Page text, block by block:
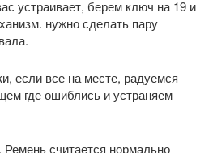
устраивает, берем ключ на 19 и
нужно сделать пару
если все на месте, радуемся
где ошиблись и устраняем
считается нормально